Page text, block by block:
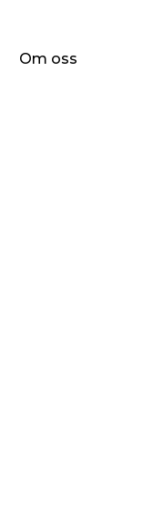
Om oss